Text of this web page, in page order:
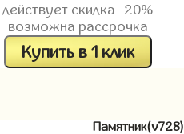
действует скидка -20%
возможна рассрочка
Купить в 1 клик
Памятник(v728)